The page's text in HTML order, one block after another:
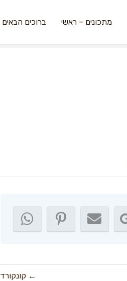
מתכונים – ראשי ברוכים הבאים
← קונקורד